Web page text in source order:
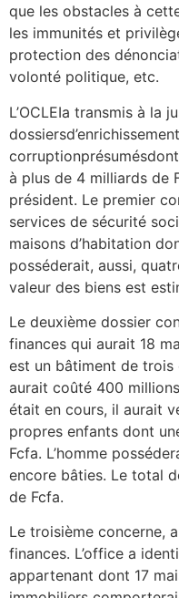
que les obstacles à
les immunités et
protection des
volonté politique, etc.
L’OCLEIa transmis à la
à plus de 4 milliards de
président. Le premier
services de sécurité
maisons d’habitation
posséderait, aussi,
valeur des biens est
Le deuxième dossier
finances qui aurait 18
est un bâtiment de trois
aurait coûté 400
était en cours, il aurait
propres enfants dont
Fcfa. L’homme
encore bâties. Le total
de Fcfa.
Le troisième concerne,
finances. L’office a
appartenant dont 17